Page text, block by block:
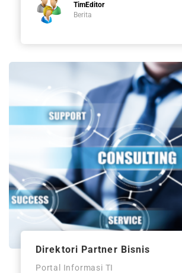
TimEditor
Berita
Direktori Partner Bisnis
Portal Informasi TI